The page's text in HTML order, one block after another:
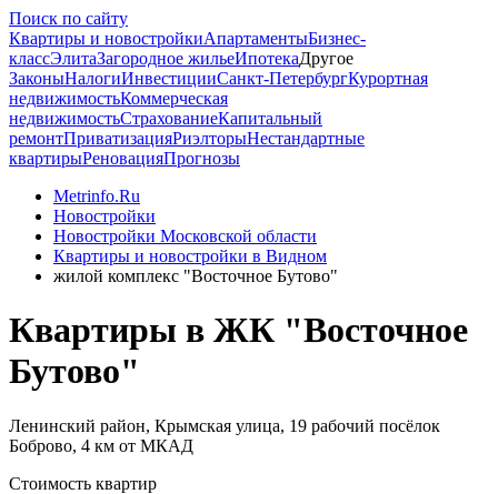
Поиск по сайту
Квартиры и новостройкиАпартаментыБизнес-
классЭлитаЗагородное жильеИпотекаДругое
ЗаконыНалогиИнвестицииСанкт-ПетербургКурортная
недвижимостьКоммерческая
недвижимостьСтрахованиеКапитальный
ремонтПриватизацияРиэлторыНестандартные
квартирыРеновацияПрогнозы
Metrinfo.Ru
Новостройки
Новостройки Московской области
Квартиры и новостройки в Видном
жилой комплекс "Восточное Бутово"
Квартиры в ЖК "Восточное
Бутово"
Ленинский район, Крымская улица, 19 рабочий посёлок
Боброво, 4 км от МКАД
Стоимость квартир